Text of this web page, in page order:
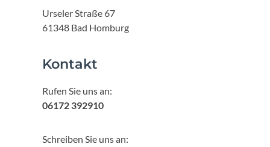
Urseler Straße 67
61348 Bad Homburg
Kontakt
Rufen Sie uns an:
06172 392910
Schreiben Sie uns an: